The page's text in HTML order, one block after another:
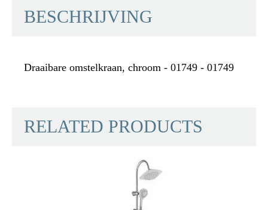
BESCHRIJVING
Draaibare omstelkraan, chroom - 01749 - 01749
UBA Messing
Chroom
RELATED PRODUCTS